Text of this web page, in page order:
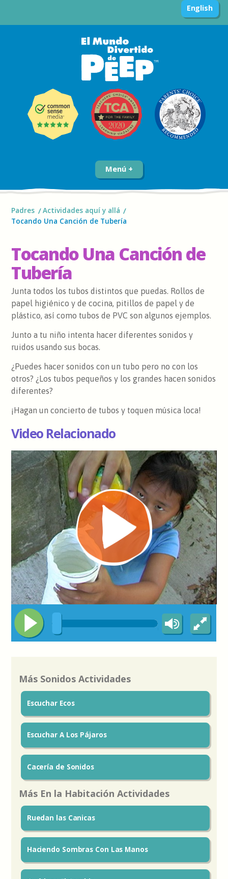
English
Menú
Padres
Actividades aquí y allá
Tocando Una Canción de Tubería
Tocando Una Canción de
Tubería
Junta todos los tubos distintos que puedas. Rollos de
papel higiénico y de cocina, pitillos de papel y de
plástico, así como tubos de PVC son algunos ejemplos.
Junto a tu niño intenta hacer diferentes sonidos y
ruidos usando sus bocas.
¿Puedes hacer sonidos con un tubo pero no con los
otros? ¿Los tubos pequeños y los grandes hacen sonidos
diferentes?
¡Hagan un concierto de tubos y toquen música loca!
Video Relacionado
Más Sonidos Actividades
Escuchar Ecos
Escuchar A Los Pájaros
Cacería de Sonidos
Más En la Habitación Actividades
Ruedan las Canicas
Haciendo Sombras Con Las Manos